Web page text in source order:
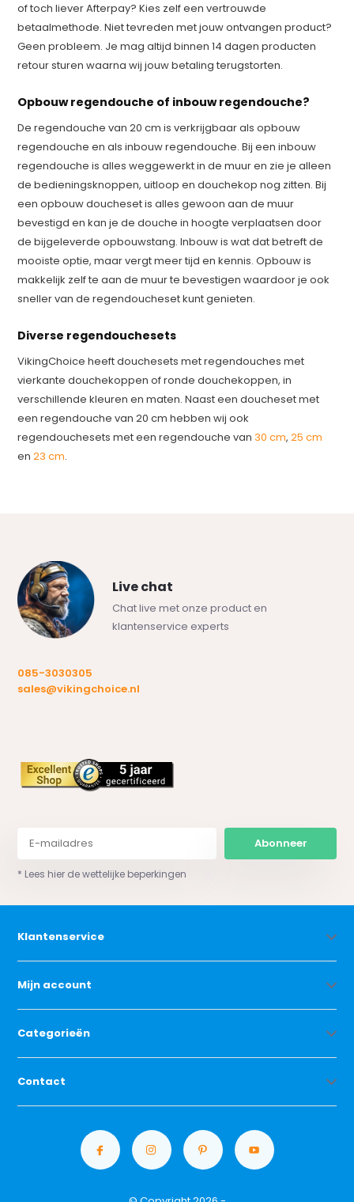
of toch liever Afterpay? Kies zelf een vertrouwde
betaalmethode. Niet tevreden met jouw ontvangen product?
Geen probleem. Je mag altijd binnen 14 dagen producten
retour sturen waarna wij jouw betaling terugstorten.
Opbouw regendouche of inbouw regendouche?
De regendouche van 20 cm is verkrijgbaar als opbouw
regendouche en als inbouw regendouche. Bij een inbouw
regendouche is alles weggewerkt in de muur en zie je alleen
de bedieningsknoppen, uitloop en douchekop nog zitten. Bij
een opbouw doucheset is alles gewoon aan de muur
bevestigd en kan je de douche in hoogte verplaatsen door
de bijgeleverde opbouwstang. Inbouw is wat dat betreft de
mooiste optie, maar vergt meer tijd en kennis. Opbouw is
makkelijk zelf te aan de muur te bevestigen waardoor je ook
sneller van de regendoucheset kunt genieten.
Diverse regendouchesets
VikingChoice heeft douchesets met regendouches met
vierkante douchekoppen of ronde douchekoppen, in
verschillende kleuren en maten. Naast een doucheset met
een regendouche van 20 cm hebben wij ook
regendouchesets met een regendouche van30 cm,25 cm
en23 cm.
Live chat
Chat live met onze product en
klantenservice experts
085-3030305
sales@vikingchoice.nl
Abonneer
* Lees hier de wettelijke beperkingen
Klantenservice
Mijn account
Categorieën
Contact